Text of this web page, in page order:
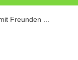
Freunden ...